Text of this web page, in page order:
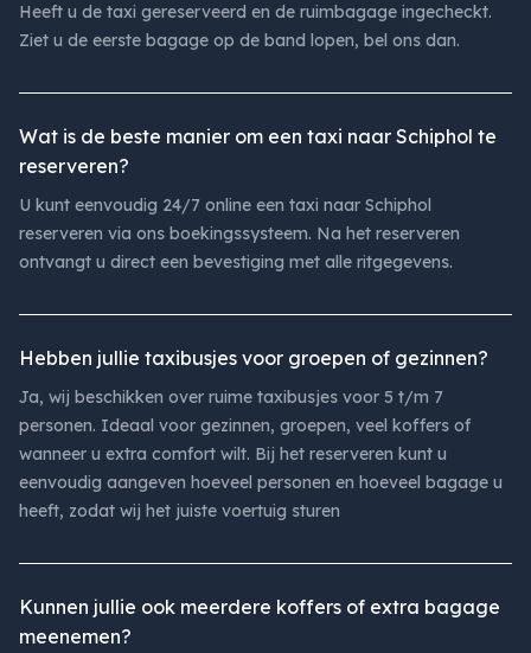
Heeft u de taxi gereserveerd en de ruimbagage ingecheckt.
Ziet u de eerste bagage op de band lopen, bel ons dan.
Wat is de beste manier om een taxi naar Schiphol te
reserveren?
U kunt eenvoudig 24/7 online een taxi naar Schiphol
reserveren via ons boekingssysteem. Na het reserveren
ontvangt u direct een bevestiging met alle ritgegevens.
Hebben jullie taxibusjes voor groepen of gezinnen?
Ja, wij beschikken over ruime taxibusjes voor 5 t/m 7
personen. Ideaal voor gezinnen, groepen, veel koffers of
wanneer u extra comfort wilt. Bij het reserveren kunt u
eenvoudig aangeven hoeveel personen en hoeveel bagage u
heeft, zodat wij het juiste voertuig sturen
Kunnen jullie ook meerdere koffers of extra bagage
meenemen?